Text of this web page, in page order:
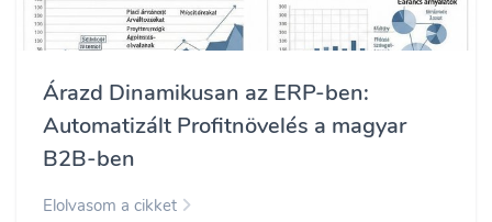
Árazd Dinamikusan az ERP-ben:
Automatizált Profitnövelés a magyar
B2B-ben
Elolvasom a cikket